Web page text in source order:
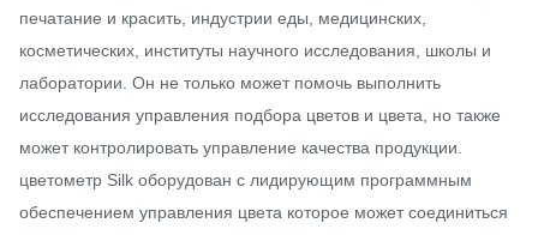
печатание и красить, индустрии еды, медицинских,
косметических, институты научного исследования, школы и
лаборатории. Он не только может помочь выполнить
исследования управления подбора цветов и цвета, но также
может контролировать управление качества продукции.
цветометр Silk оборудован с лидирующим программным
обеспечением управления цвета которое может соединиться